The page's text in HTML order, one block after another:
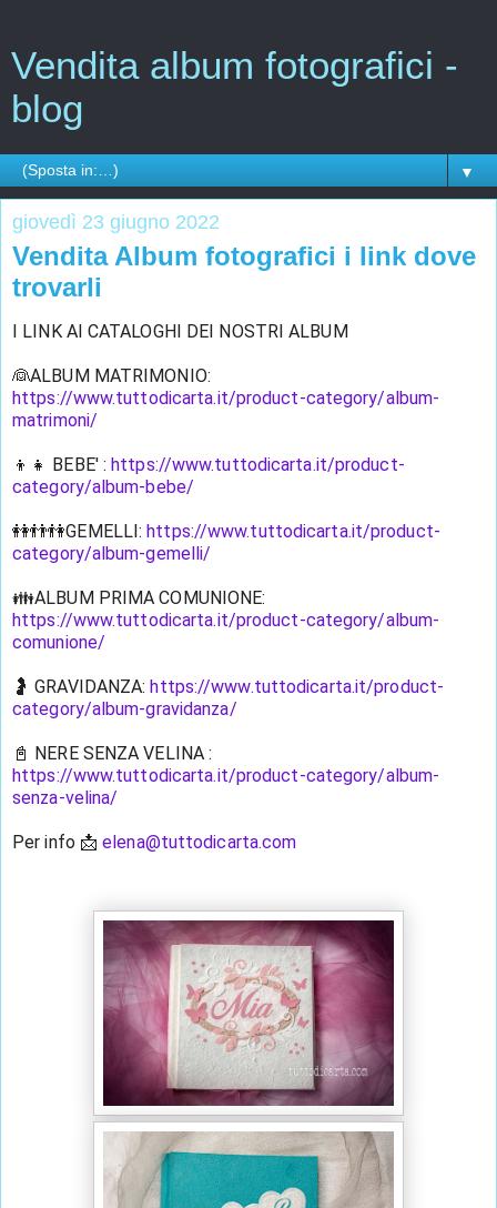
Vendita album fotografici -
blog
▼
giovedì 23 giugno 2022
Vendita Album fotografici i link dove
trovarli
I LINK AI CATALOGHI DEI NOSTRI ALBUM
https://www.tuttodicarta.it/product-category/album-
matrimoni/
👦👧 BEBE' : https://www.tuttodicarta.it/product-
category/album-bebe/
👭👬👫GEMELLI: https://www.tuttodicarta.it/product-
category/album-gemelli/
https://www.tuttodicarta.it/product-category/album-
comunione/
🤰 GRAVIDANZA: https://www.tuttodicarta.it/product-
category/album-gravidanza/
https://www.tuttodicarta.it/product-category/album-
senza-velina/
Per info 📩 elena@tuttodicarta.com